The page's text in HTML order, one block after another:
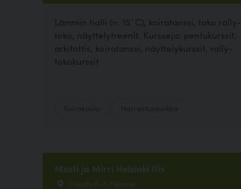
Lämmin halli (n. 15`C), koiratanssi, toko rally-
toko, näyttelytreenit. Kursseja: pentukurssit,
arkitottis, koiratanssi, näyttelykurssit, rally-
tokokurssit
Musti ja Mirri Helsinki Itis
Itäkatu 6–7, Helsinki